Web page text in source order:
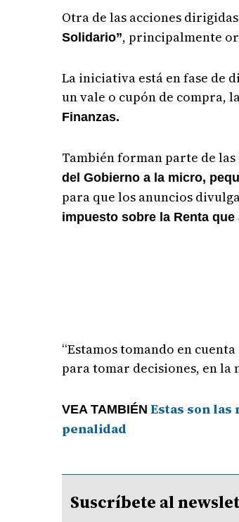
Otra de las acciones
Solidario”, principalmente
La iniciativa está en fase de
un vale o cupón de compra,
Finanzas.
También forman parte de
del Gobierno a la micro,
para que los anuncios
impuesto sobre la Renta que
“Estamos tomando en
para tomar decisiones, en la
VEA TAMBIÉN Estas son
penalidad
Suscríbete al